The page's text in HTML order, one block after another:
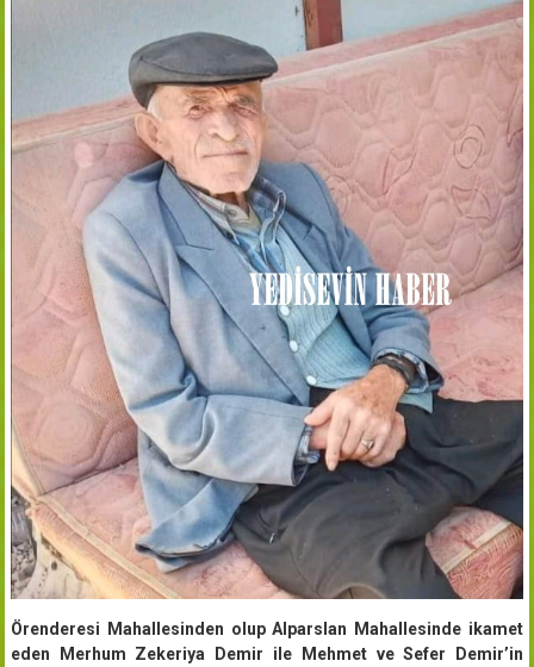
Örenderesi Mahallesinden olup Alparslan Mahallesinde ikamet
eden Merhum Zekeriya Demir ile Mehmet ve Sefer Demir’in